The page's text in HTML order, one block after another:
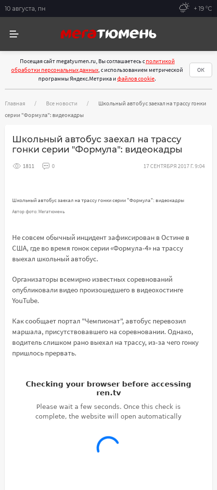
10 августа, пн + 19 °С
Посещая сайт megatyumen.ru, Вы соглашаетесь с политикой
обработки персональных данных, с использованием метрической
программы Яндекс.Метрика и файлов cookie.
ОК
Главная Все новости
Школьный автобус заехал на трассу гонки
серии "Формула": видеокадры
Школьный автобус заехал на трассу
гонки серии "Формула": видеокадры
1811 0 17 СЕНТЯБРЯ 2017 Г. 9:04
Школьный автобус заехал на трассу гонки серии "Формула": видеокадры
Автор фото: Мегатюмень
Не совсем обычный инцидент зафиксирован в Остине в
США, где во время гонок серии «Формула-4» на трассу
выехал школьный автобус.
Организаторы всемирно известных соревнований
опубликовали видео произошедшего в видеохостинге
YouTube.
Как сообщает портал "Чемпионат", автобус перевозил
маршала, присутствовавшего на соревновании. Однако,
водитель слишком рано выехал на трассу, из-за чего гонку
пришлось прервать.